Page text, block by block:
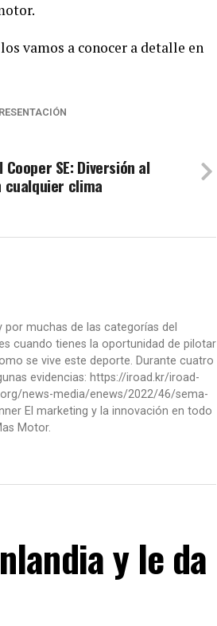
vamos a conocer a detalle en
Cooper SE: Diversión al
cualquier clima
muchas de las categorías del
cuando tienes la oportunidad de pilotar
se vive este deporte. Durante cuatro
evidencias: https://iroad.kr/iroad-
news-media/enews/2022/46/sema-
El marketing y la innovación en todo
Motor.
y le da